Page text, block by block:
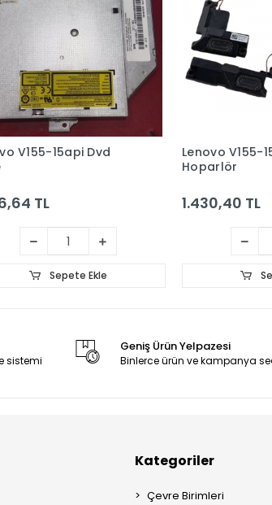
V155-15api Dvd
TL
Sepete Ekle
Lenovo V155-
Hoparlör
1.430,40 TL
sistemi
Geniş Ürün Yelpazesi
Binlerce ürün ve kampanya
Kategoriler
Çevre Birimleri